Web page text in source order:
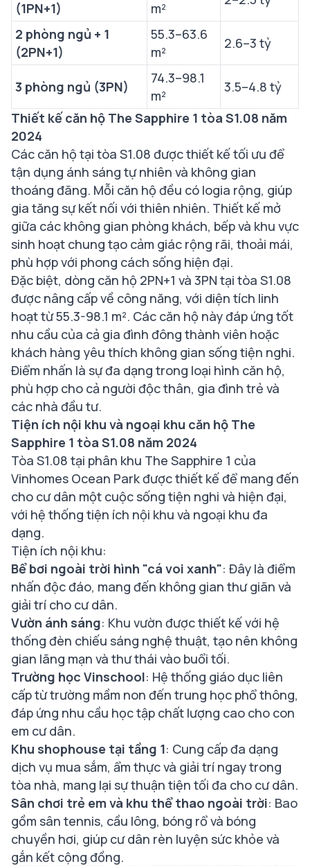
(1PN+1)
m²
2 phòng ngủ + 1
(2PN+1)
55.3–63.6
m²
2.6–3 tỷ
3 phòng ngủ (3PN)
74.3–98.1
m²
3.5–4.8 tỷ
Thiết kế căn hộ The Sapphire 1 tòa S1.08 năm
2024
Các căn hộ tại tòa S1.08 được thiết kế tối ưu để
tận dụng ánh sáng tự nhiên và không gian
thoáng đãng. Mỗi căn hộ đều có logia rộng, giúp
gia tăng sự kết nối với thiên nhiên. Thiết kế mở
giữa các không gian phòng khách, bếp và khu vực
sinh hoạt chung tạo cảm giác rộng rãi, thoải mái,
phù hợp với phong cách sống hiện đại.
Đặc biệt, dòng căn hộ 2PN+1 và 3PN tại tòa S1.08
được nâng cấp về công năng, với diện tích linh
hoạt từ 55.3-98.1 m². Các căn hộ này đáp ứng tốt
nhu cầu của cả gia đình đông thành viên hoặc
khách hàng yêu thích không gian sống tiện nghi.
Điểm nhấn là sự đa dạng trong loại hình căn hộ,
phù hợp cho cả người độc thân, gia đình trẻ và
các nhà đầu tư.
Tiện ích nội khu và ngoại khu căn hộ The
Sapphire 1 tòa S1.08 năm 2024
Tòa S1.08 tại phân khu The Sapphire 1 của
Vinhomes Ocean Park được thiết kế để mang đến
cho cư dân một cuộc sống tiện nghi và hiện đại,
với hệ thống tiện ích nội khu và ngoại khu đa
dạng.
Tiện ích nội khu:
Bể bơi ngoài trời hình "cá voi xanh": Đây là điểm
nhấn độc đáo, mang đến không gian thư giãn và
giải trí cho cư dân.
Vườn ánh sáng: Khu vườn được thiết kế với hệ
thống đèn chiếu sáng nghệ thuật, tạo nên không
gian lãng mạn và thư thái vào buổi tối.
Trường học Vinschool: Hệ thống giáo dục liên
cấp từ trường mầm non đến trung học phổ thông,
đáp ứng nhu cầu học tập chất lượng cao cho con
em cư dân.
Khu shophouse tại tầng 1: Cung cấp đa dạng
dịch vụ mua sắm, ẩm thực và giải trí ngay trong
tòa nhà, mang lại sự thuận tiện tối đa cho cư dân.
Sân chơi trẻ em và khu thể thao ngoài trời: Bao
gồm sân tennis, cầu lông, bóng rổ và bóng
chuyền hơi, giúp cư dân rèn luyện sức khỏe và
gắn kết cộng đồng.